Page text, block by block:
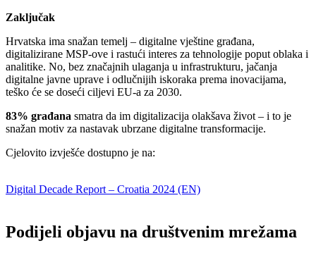
Zaključak
Hrvatska ima snažan temelj – digitalne vještine građana,
digitalizirane MSP-ove i rastući interes za tehnologije poput oblaka i
analitike. No, bez značajnih ulaganja u infrastrukturu, jačanja
digitalne javne uprave i odlučnijih iskoraka prema inovacijama,
teško će se doseći ciljevi EU-a za 2030.
83% građana smatra da im digitalizacija olakšava život – i to je
snažan motiv za nastavak ubrzane digitalne transformacije.
Cjelovito izvješće dostupno je na:
Digital Decade Report – Croatia 2024 (EN)
Podijeli objavu na društvenim mrežama